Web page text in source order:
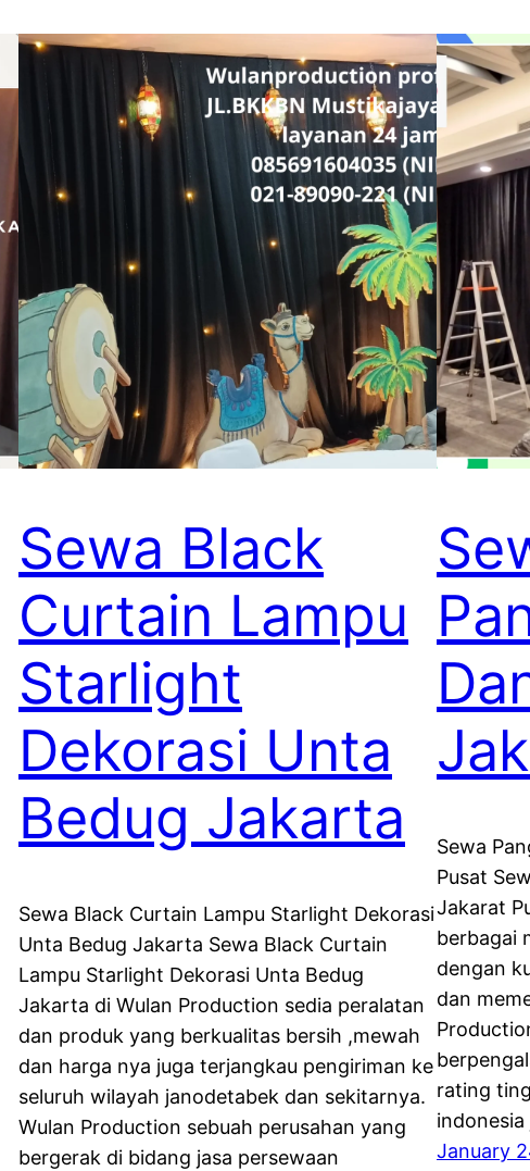
Sewa Black
Curtain Lampu
Starlight
Dekorasi Unta
Bedug Jakarta
Sewa Black Curtain Lampu Starlight Dekorasi
Unta Bedug Jakarta Sewa Black Curtain
Lampu Starlight Dekorasi Unta Bedug
Jakarta di Wulan Production sedia peralatan
dan produk yang berkualitas bersih ,mewah
dan harga nya juga terjangkau pengiriman ke
seluruh wilayah janodetabek dan sekitarnya.
Wulan Production sebuah perusahan yang
bergerak di bidang jasa persewaan
Sewa
Pusat
Jakarat
berbagai
dengan
dan
rating
January